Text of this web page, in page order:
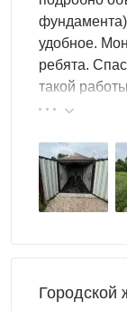
удобное.
ребята.
такой
реальные
Городской